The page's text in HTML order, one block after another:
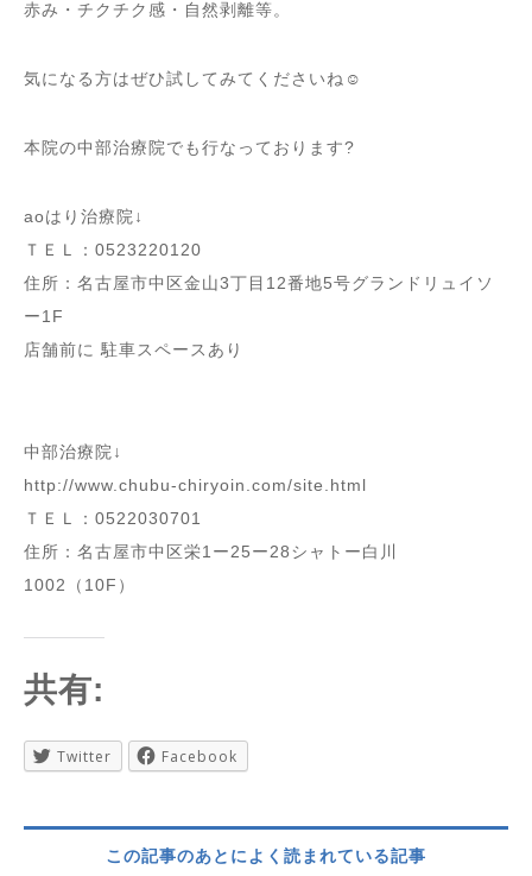
赤み・チクチク感・自然剥離等。
気になる方はぜひ試してみてくださいね☺︎
本院の中部治療院でも行なっております?
aoはり治療院↓
ＴＥＬ：0523220120
住所：名古屋市中区金山3丁目12番地5号グランドリュイソ
ー1F
店舗前に 駐車スペースあり
中部治療院↓
http://www.chubu-chiryoin.com/site.html
ＴＥＬ：0522030701
住所：名古屋市中区栄1ー25ー28シャトー白川
1002（10F）
共有:
Twitter Facebook
この記事のあとによく読まれている記事